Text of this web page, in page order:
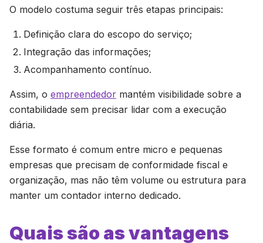
O modelo costuma seguir três etapas principais:
Definição clara do escopo do serviço;
Integração das informações;
Acompanhamento contínuo.
Assim, o empreendedor mantém visibilidade sobre a
contabilidade sem precisar lidar com a execução
diária.
Esse formato é comum entre micro e pequenas
empresas que precisam de conformidade fiscal e
organização, mas não têm volume ou estrutura para
manter um contador interno dedicado.
Quais são as vantagens